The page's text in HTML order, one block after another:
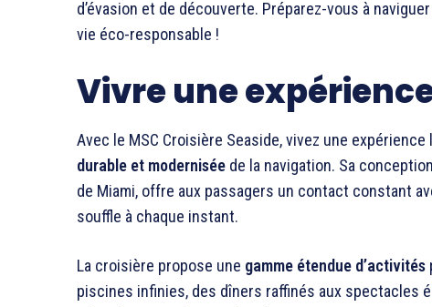
d’évasion et de découverte. Préparez-vous à
vie éco-responsable !
Vivre une
Avec le MSC Croisière Seaside, vivez une
durable et modernisée de la navigation. Sa
de Miami, offre aux passagers un contact constant
souffle à chaque instant.
La croisière propose une gamme étendue d’activités
piscines infinies, des dîners raffinés aux spectacles